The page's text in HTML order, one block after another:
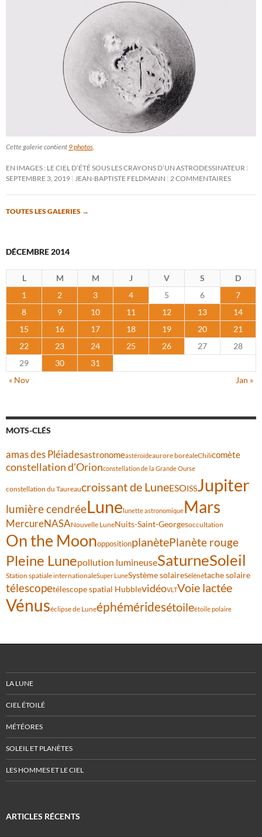
Cette galerie contient 9 photos.
EN IMAGES : LE CIEL D’ÉTÉ SOUS LES CRAYONS D’UN ASTRODESSINATEUR
SEPTEMBRE 3, 2019 JEAN-BAPTISTE FELDMANN 2 COMMENTAIRES
TOUTES LES GALERIES →
DÉCEMBRE 2014
L M M J V S
D
1
2 3 4 5 6
7
8
9 10 11 12 13
14
15
16 17 18 19 20
21
22
23 24 25 26 27
28
29
30
31
« Nov
Jan »
MOTS-CLÉS
amas des Pléiadesastronomeastéroïdeaurore boréaleChilicomète
constellation d'Orionconstellation de la Grande Ourse
constellation du Taureaucroissant de LuneESOISSJupiter
lumière cendréeLune lunette astronomiqueMars
MercureNASANouvelle LuneNuits-Saint-Georgesoccultation
On the MoonoppositionplanètePlanète rouge
Pleine Lunepollution lumineuseSaturneSoleil
Station spatiale internationaleSuper LuneSystème solaireSélénétache solaire
télescopetélescope spatial HubblevidéoVLTVoie lactée
Vénuséclipse de Luneéphéméridesétoileétoile polaire
LA LUNE
CIEL ÉTOILÉ
MÉTÉORES
SOLEIL ET PLANÈTES
LES HOMMES ET LE CIEL
ARTICLES RÉCENTS